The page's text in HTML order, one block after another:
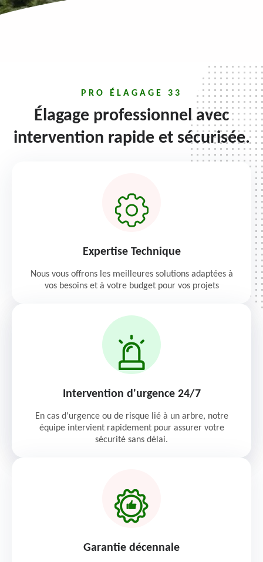
PRO ÉLAGAGE 33
Élagage professionnel avec
intervention rapide et sécurisée.
Expertise Technique
Nous vous offrons les meilleures solutions adaptées à
vos besoins et à votre budget pour vos projets
Intervention d'urgence 24/7
En cas d'urgence ou de risque lié à un arbre, notre
équipe intervient rapidement pour assurer votre
sécurité sans délai.
Garantie décennale